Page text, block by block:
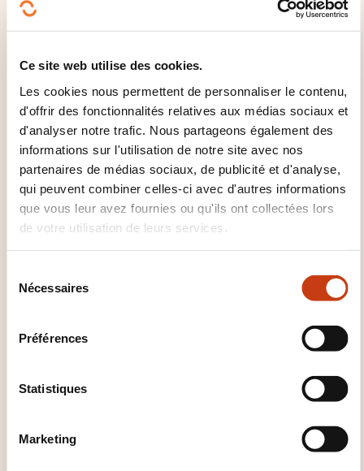
Ce site web utilise des cookies.
Les cookies nous permettent de personnaliser le contenu,
d'offrir des fonctionnalités relatives aux médias sociaux et
d'analyser notre trafic. Nous partageons également des
informations sur l'utilisation de notre site avec nos
partenaires de médias sociaux, de publicité et d'analyse,
qui peuvent combiner celles-ci avec d'autres informations
que vous leur avez fournies ou qu'ils ont collectées lors
de votre utilisation de leurs services.
Nécessaires
Préférences
Statistiques
Marketing
d’apprentissage.
Support de cours papier ou numérique remis à
Séances de réflexion sur des projets personnels avec
échanges collaboratifs.
COMMENT L’ÉVALUATION EST-
ELLE ORGANISÉE ?
Test de positionnement en début de formation
QUE RECEVEZ-VOUS À LA FIN DE
FOURNI ?